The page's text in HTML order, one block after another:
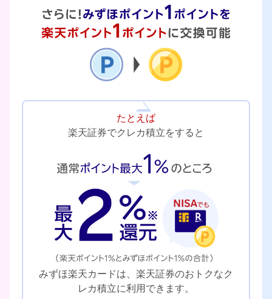
たとえば
楽天証券でクレカ積立をすると
みずほ楽天カードは、楽天証券のおトクなク
レカ積立に利用できます。